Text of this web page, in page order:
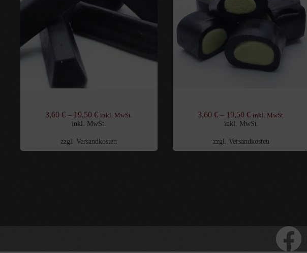
3,60€ – 19,50€ inkl. MwSt.
inkl. MwSt.
zzgl. Versandkosten
3,60€ – 19,50€ inkl. MwSt.
inkl. MwSt.
zzgl. Versandkosten